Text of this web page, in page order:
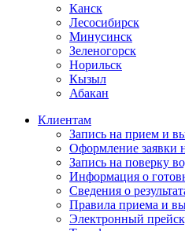
Канск
Лесосибирск
Минусинск
Зеленогорск
Норильск
Кызыл
Абакан
Клиентам
Запись на прием и
Оформление заявки
Запись на поверку
Информация о
Сведения о
Правила приема и
Электронный